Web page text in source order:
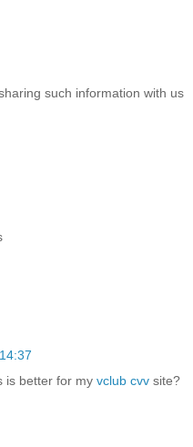
such information with us
is better for my vclub cvv site?